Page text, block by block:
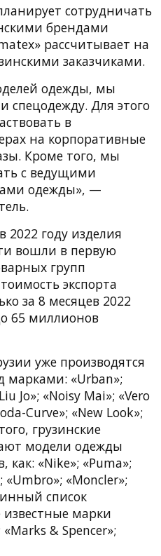
сотрудничать
брендами
рассчитывает на
заказчиками.
одежды, мы
Для этого
в
на корпоративные
Кроме того, мы
с ведущими
одежды», —
2022 году изделия
вошли в первую
групп
экспорта
за 8 месяцев 2022
65 миллионов
уже производятся
марками: «Urban»;
Jo»; «Noisy Mai»; «Vero
Curve»; «New Look»;
грузинские
модели одежды
«Nike»; «Puma»;
«Umbro»; «Moncler»;
список
марки
& Spencer»;